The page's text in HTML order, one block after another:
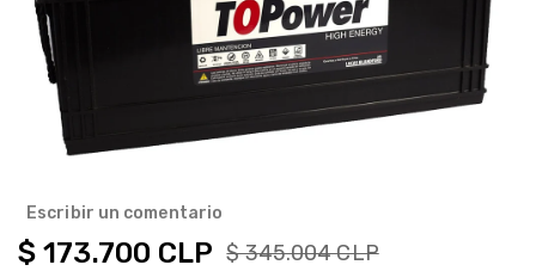
Escribir un comentario
$ 173.700 CLP $ 345.004 CLP